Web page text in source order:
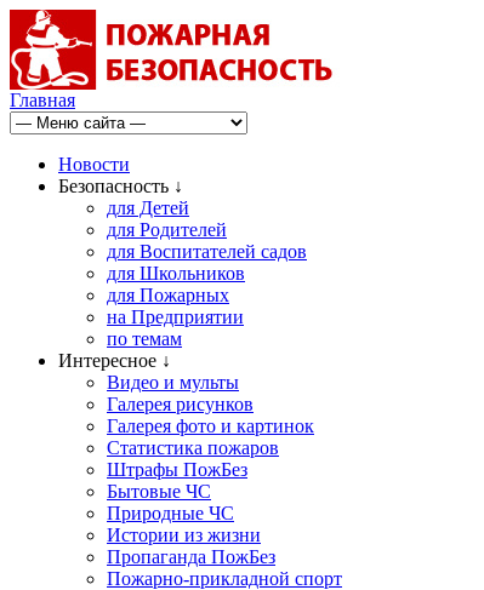
Главная
Новости
Безопасность ↓
для Детей
для Родителей
для Воспитателей садов
для Школьников
для Пожарных
на Предприятии
по темам
Интересное ↓
Видео и мульты
Галерея рисунков
Галерея фото и картинок
Статистика пожаров
Штрафы ПожБез
Бытовые ЧС
Природные ЧС
Истории из жизни
Пропаганда ПожБез
Пожарно-прикладной спорт